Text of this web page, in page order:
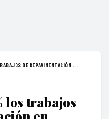
DE REPAVIMENTACIÓN ...
los trabajos